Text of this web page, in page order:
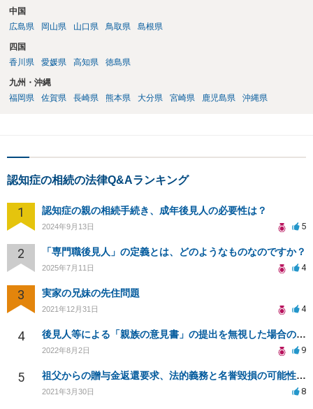
中国
広島県
岡山県 山口県 鳥取県 島根県
四国
香川県
愛媛県 高知県 徳島県
九州・沖縄
福岡県
佐賀県 長崎県 熊本県 大分県 宮崎県 鹿児島県 沖縄県
認知症の相続の法律Q&Aランキング
1 認知症の親の相続手続き、成年後見人の必要性は？
2024年9月13日 5
2 「専門職後見人」の定義とは、どのようなものなのですか？
2025年7月11日 4
3 実家の兄妹の先住問題
2021年12月31日 4
4 後見人等による「親族の意見書」の提出を無視した場合のデメリットと今後に関して
2022年8月2日 9
5 祖父からの贈与金返還要求、法的義務と名誉毀損の可能性は？
2021年3月30日 8